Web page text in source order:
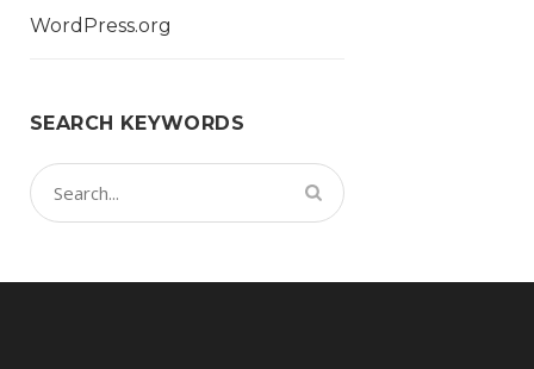
WordPress.org
SEARCH KEYWORDS